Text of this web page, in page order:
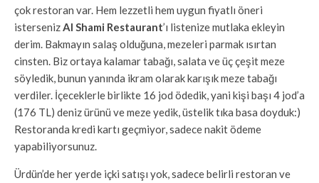
çok restoran var. Hem lezzetli hem uygun fiyatlı öneri
isterseniz Al Shami Restaurant’ı listenize mutlaka ekleyin
derim. Bakmayın salaş olduğuna, mezeleri parmak ısırtan
cinsten. Biz ortaya kalamar tabağı, salata ve üç çeşit meze
söyledik, bunun yanında ikram olarak karışık meze tabağı
verdiler. İçeceklerle birlikte 16 jod ödedik, yani kişi başı 4 jod’a
(176 TL) deniz ürünü ve meze yedik, üstelik tıka basa doyduk:)
Restoranda kredi kartı geçmiyor, sadece nakit ödeme
yapabiliyorsunuz.
Ürdün’de her yerde içki satışı yok, sadece belirli restoran ve